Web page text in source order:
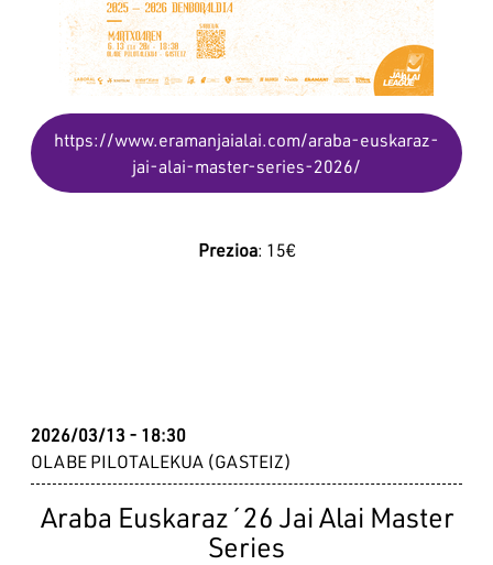
https://www.eramanjaialai.com/araba-euskaraz-
jai-alai-master-series-2026/
Prezioa: 15€
2026/03/13 - 18:30
OLABE PILOTALEKUA (GASTEIZ)
Araba Euskaraz´26 Jai Alai Master
Series